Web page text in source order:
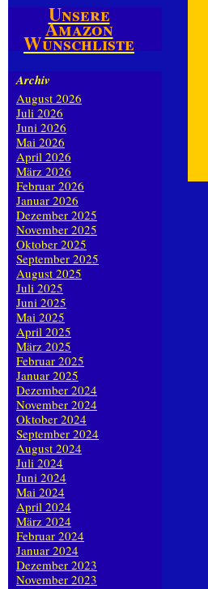
Unsere
Amazon
Wunschliste
Archiv
August 2026
Juli 2026
Juni 2026
Mai 2026
April 2026
März 2026
Februar 2026
Januar 2026
Dezember 2025
November 2025
Oktober 2025
September 2025
August 2025
Juli 2025
Juni 2025
Mai 2025
April 2025
März 2025
Februar 2025
Januar 2025
Dezember 2024
November 2024
Oktober 2024
September 2024
August 2024
Juli 2024
Juni 2024
Mai 2024
April 2024
März 2024
Februar 2024
Januar 2024
Dezember 2023
November 2023